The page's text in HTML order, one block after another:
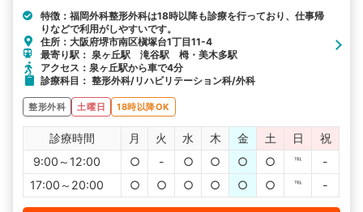
特徴：福岡外科整形外科は18時以降も診療を行っており、仕事帰
りなどで利用がしやすいです。
住所：大阪府堺市南区槇塚台1丁目11-4
最寄り駅： 泉ヶ丘駅 滝谷駅 栂・美木多駅
アクセス：泉ヶ丘駅から車で4分
診療科目： 整形外科/リハビリテーション科/外科
整形外科 土曜日 18時以降OK
診療時間 月 火 水 木 金 土 日
祝
9:00～12:00
○ - ○ ○ ○ ○ ℡
-
17:00～20:00
○ ○ ○ ○ ○ ○ ℡ -